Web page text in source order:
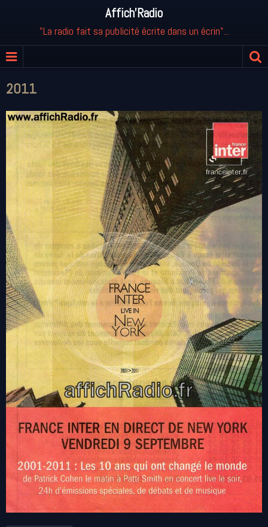
Affich'Radio
"La radio fait sa publicité écrite dans un écrin"...
2011